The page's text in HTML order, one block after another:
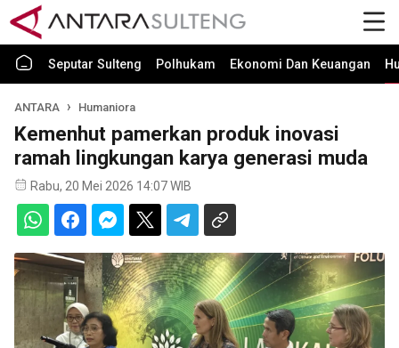
Seputar Sulteng Polhukam Ekonomi Dan Keuangan
ANTARA Humaniora
Kemenhut pamerkan produk inovasi
ramah lingkungan karya generasi muda
Rabu, 20 Mei 2026 14:07 WIB